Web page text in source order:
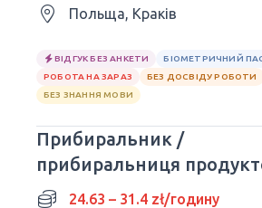
Польща, Краків
ВІДГУК БЕЗ АНКЕТИ
БІОМЕТРИЧНИЙ
РОБОТА НА ЗАРАЗ
БЕЗ ДОСВІДУ РОБОТИ
БЕЗ ЗНАННЯ МОВИ
Прибиральник /
прибиральниця
складу24.63 – 31.4 zł/годину